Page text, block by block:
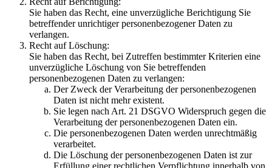
Sie haben das Recht, eine unverzügliche Berichtigung Sie
betreffender unrichtiger personenbezogener Daten zu
verlangen.
Recht auf Löschung:
Sie haben das Recht, bei Zutreffen bestimmter Kriterien eine
unverzügliche Löschung von Sie betreffenden
personenbezogenen Daten zu verlangen:
Der Zweck der Verarbeitung der personenbezogenen
Daten ist nicht mehr existent.
Sie legen nach Art. 21 DSGVO Widerspruch gegen die
Verarbeitung der personenbezogenen Daten ein.
Die personenbezogenen Daten werden unrechtmäßig
verarbeitet.
Die Löschung der personenbezogenen Daten ist zur
Erfüllung einer rechtlichen Verpflichtung innerhalb von